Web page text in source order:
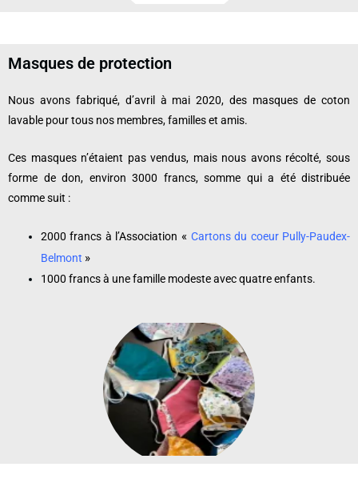
Masques de protection
Nous avons fabriqué, d’avril à mai 2020, des masques de coton
lavable pour tous nos membres, familles et amis.
Ces masques n’étaient pas vendus, mais nous avons récolté, sous
forme de don, environ 3000 francs, somme qui a été distribuée
comme suit :
2000 francs à l’Association « Cartons du coeur Pully-Paudex-
Belmont »
1000 francs à une famille modeste avec quatre enfants.